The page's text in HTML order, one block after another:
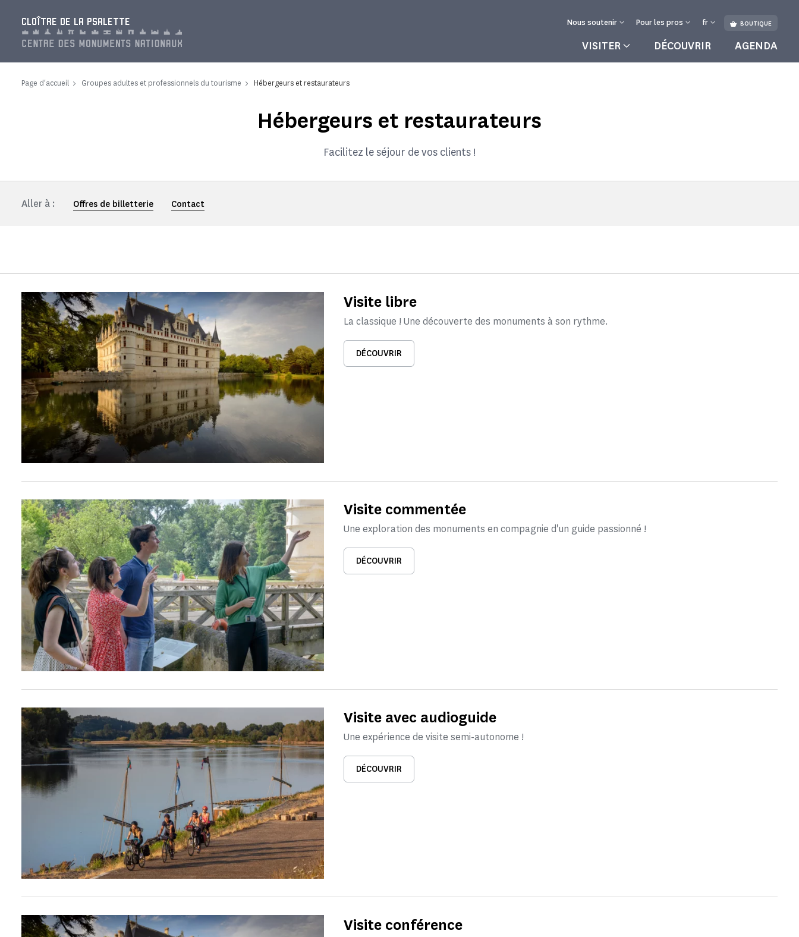
CLOÎTRE DE LA PSALETTE Nous soutenir Pour les pros fr BOUTIQUE
VISITER DÉCOUVRIR AGENDA
Page d'accueil Groupes adultes et professionnels du tourisme Hébergeurs et restaurateurs
Hébergeurs et restaurateurs
Facilitez le séjour de vos clients !
Aller à : Offres de billetterie Contact
Visite libre
La classique ! Une découverte des monuments à son rythme.
DÉCOUVRIR
Visite commentée
Une exploration des monuments en compagnie d'un guide passionné !
DÉCOUVRIR
Visite avec audioguide
Une expérience de visite semi-autonome !
DÉCOUVRIR
Visite conférence